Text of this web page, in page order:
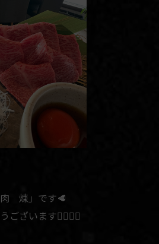
肉 煉」です🥩
ざいます🙇🏻‍♂️✨